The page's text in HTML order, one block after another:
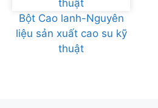
Bột Cao lanh-Nguyên
liệu sản xuất cao su kỹ
thuật